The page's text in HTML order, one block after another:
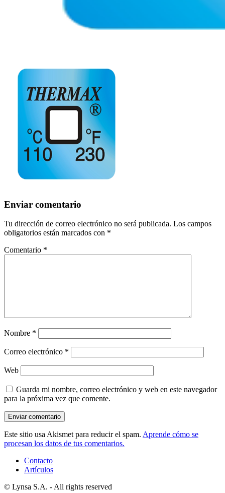
Enviar comentario
Tu dirección de correo electrónico no será publicada. Los campos
obligatorios están marcados con *
Comentario *
Nombre *
Correo electrónico *
Web
Guarda mi nombre, correo electrónico y web en este navegador
para la próxima vez que comente.
Este sitio usa Akismet para reducir el spam. Aprende cómo se
procesan los datos de tus comentarios.
Contacto
Artículos
© Lynsa S.A. - All rights reserved